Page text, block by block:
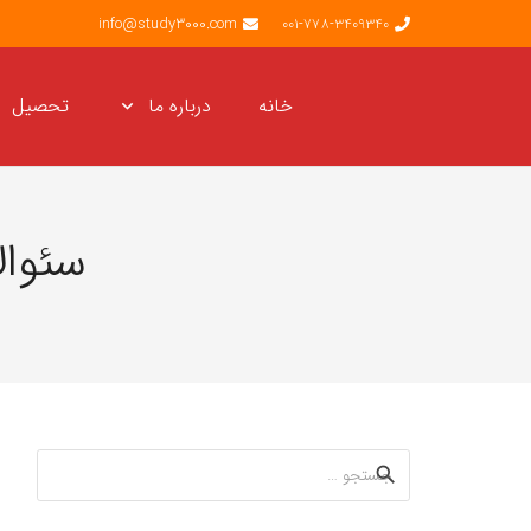
001-778-3409340
info@study3000.com
خانه درباره ما تحصیل
جستجو
برای: